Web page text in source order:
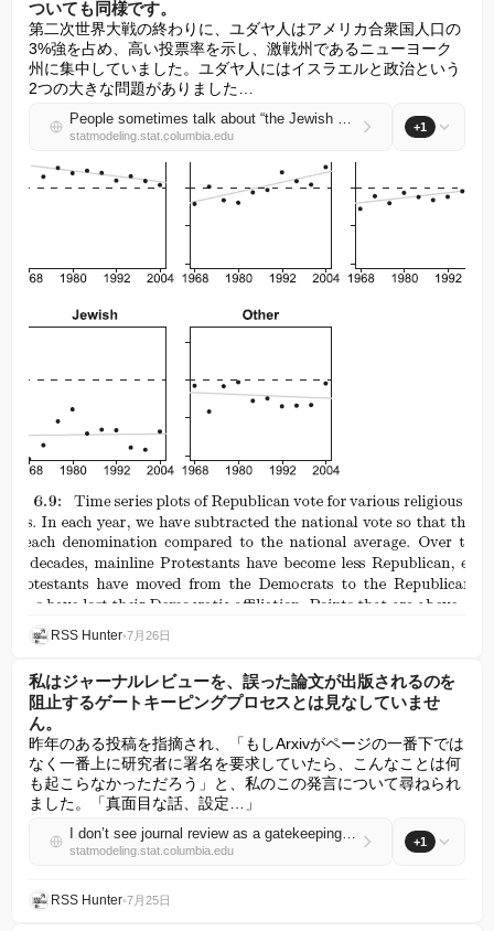
ついても同様です。
第二次世界大戦の終わりに、ユダヤ人はアメリカ合衆国人口の
3%強を占め、高い投票率を示し、激戦州であるニューヨーク
州に集中していました。ユダヤ人にはイスラエルと政治という
2つの大きな問題がありました…
People sometimes talk about “the Jewish vote,” but what’s relevant is not really the Jewish vote or Jewish public opinion; it’s really about campaign contributions and the news media. Also similar with Mormons.
statmodeling.stat.columbia.edu
+1
RSS Hunter•7月26日
私はジャーナルレビューを、誤った論文が出版されるのを
阻止するゲートキーピングプロセスとは見なしていませ
ん。
昨年のある投稿を指摘され、「もしArxivがページの一番下では
なく一番上に研究者に署名を要求していたら、こんなことは何
も起こらなかっただろう」と、私のこの発言について尋ねられ
ました。「真面目な話、設定…」
I don’t see journal review as a gatekeeping process that will keep erroneous articles from being published
statmodeling.stat.columbia.edu
+1
RSS Hunter•7月25日